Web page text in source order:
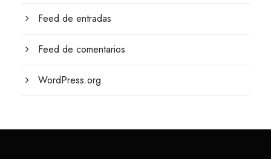
Feed de entradas
Feed de comentarios
WordPress.org